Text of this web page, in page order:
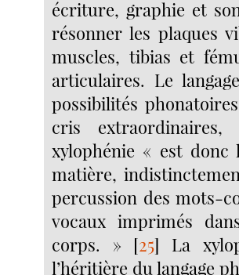
écriture, graphie et
résonner les plaques
muscles, tibias et
articulaires. Le
possibilités
cris
xylophénie « est donc
matière,
percussion des mots-
vocaux imprimés
corps. » [25] La
l’héritière du langage